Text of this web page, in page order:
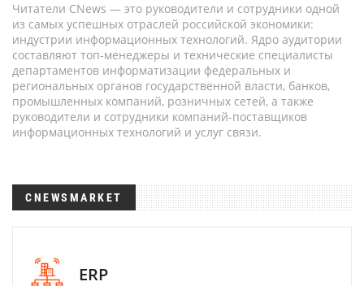
Читатели CNews — это руководители и сотрудники одной
из самых успешных отраслей российской экономики:
индустрии информационных технологий. Ядро аудитории
составляют топ-менеджеры и технические специалисты
департаментов информатизации федеральных и
региональных органов государственной власти, банков,
промышленных компаний, розничных сетей, а также
руководители и сотрудники компаний-поставщиков
информационных технологий и услуг связи.
CNEWSMARKET
ERP